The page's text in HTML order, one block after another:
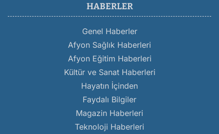
HABERLER
Genel Haberler
Afyon Sağlık Haberleri
Afyon Eğitim Haberleri
Kültür ve Sanat Haberleri
Hayatın İçinden
Faydalı Bilgiler
Magazin Haberleri
Teknoloji Haberleri